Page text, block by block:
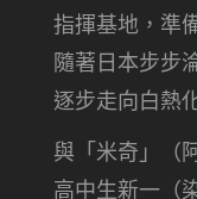
指揮基地，準
隨著日本步步
逐步走向白熱
與「米奇」（
高中生新一（